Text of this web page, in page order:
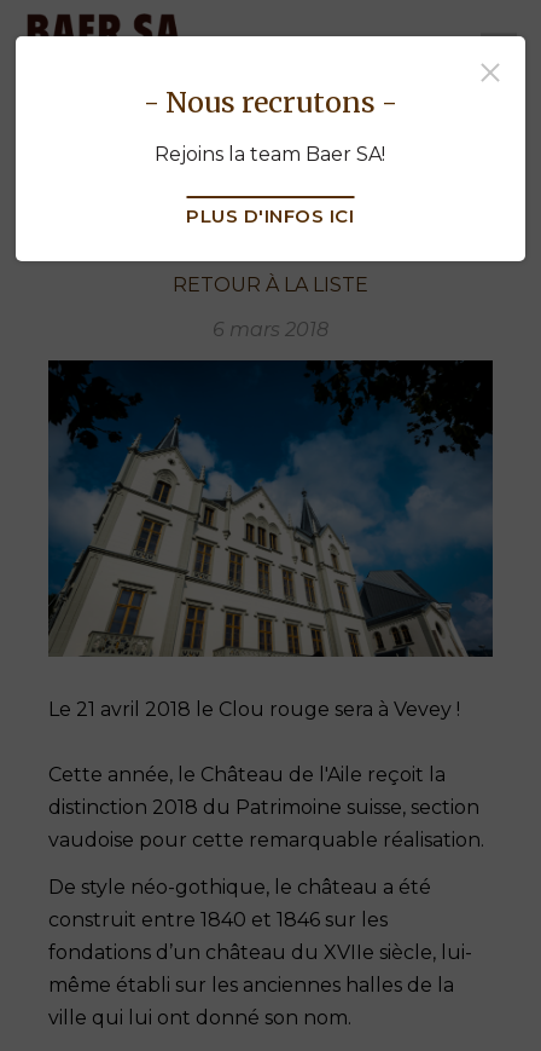
- Nous recrutons -
Rejoins la team Baer SA!
PLUS D'INFOS ICI
Château de l'Aile_Distinction 2018
RETOUR À LA LISTE
6 mars 2018
Le 21 avril 2018 le Clou rouge sera à Vevey !
Cette année, le Château de l'Aile reçoit la
distinction 2018 du Patrimoine suisse, section
vaudoise pour cette remarquable réalisation.
De style néo-gothique, le château a été
construit entre 1840 et 1846 sur les
fondations d’un château du XVIIe siècle, lui-
même établi sur les anciennes halles de la
ville qui lui ont donné son nom.